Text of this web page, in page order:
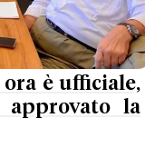
è ufficiale,
la